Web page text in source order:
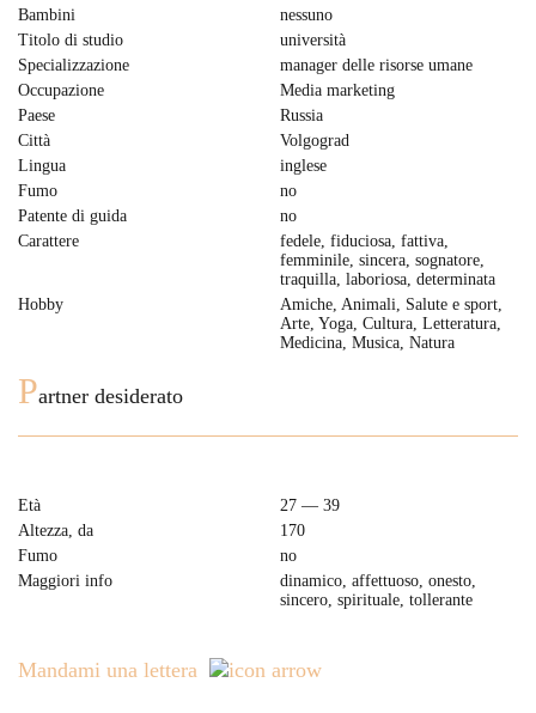
Bambini
nessuno
Titolo di studio
università
Specializzazione
manager delle risorse umane
Occupazione
Media marketing
Paese
Russia
Città
Volgograd
Lingua
inglese
Fumo
no
Patente di guida
no
Carattere
fedele, fiduciosa, fattiva,
femminile, sincera, sognatore,
traquilla, laboriosa, determinata
Hobby
Amiche, Animali, Salute e sport,
Arte, Yoga, Cultura, Letteratura,
Medicina, Musica, Natura
Partner desiderato
Età
27 — 39
Altezza, da
170
Fumo
no
Maggiori info
dinamico, affettuoso, onesto,
sincero, spirituale, tollerante
Mandami una lettera